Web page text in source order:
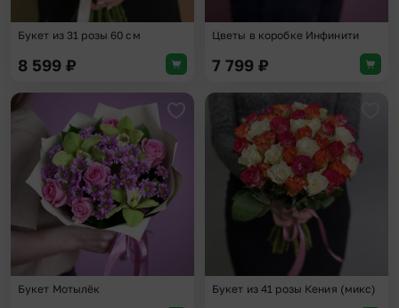
Букет из 31 розы 60 см
8 599 ₽
Цветы в коробке Инфинити
7 799 ₽
Добавить в избранное
Букет Мотылёк Букет из 41 розы Кения (микс)